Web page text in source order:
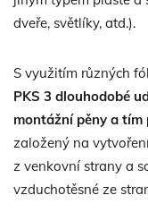
dveře, světlíky, atd.).
S využitím různých
PKS 3 dlouhodobé
montážní pěny a
založený na
z venkovní strany a
vzduchotěsné ze